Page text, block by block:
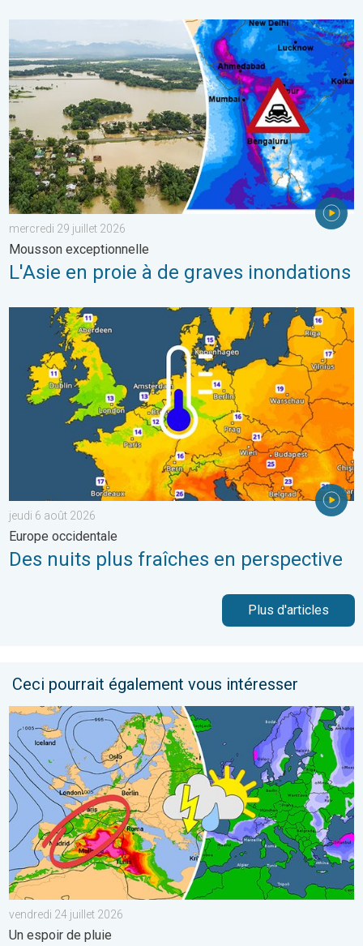
L'Asie en proie à de graves inondations. Mousson
mercredi 29 juillet 2026
Mousson exceptionnelle
L'Asie en proie à de graves inondations
Des nuits plus fraîches en perspective. Europe occidentale. . .
jeudi 6 août 2026
Europe occidentale
Des nuits plus fraîches en perspective
Plus d'articles
Ceci pourrait également vous intéresser
Brève amélioration pluvieuse ce week-end. Un espoir de
vendredi 24 juillet 2026
Un espoir de pluie